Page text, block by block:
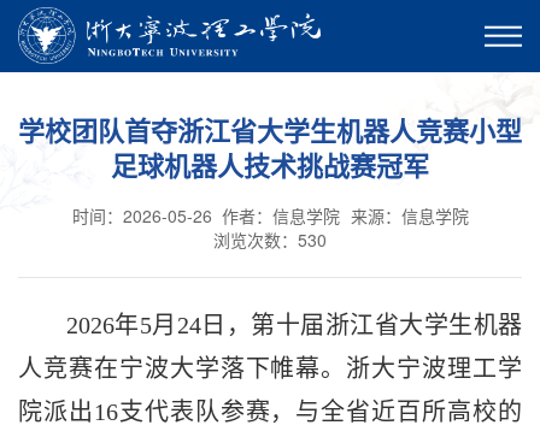
学校团队首夺浙江省大学生机器人竞赛小型
足球机器人技术挑战赛冠军
时间：2026-05-26 作者：信息学院 来源：信息学院
浏览次数： 530
2026年5月24日，第十届浙江省大学生机器
人竞赛在宁波大学落下帷幕。浙大宁波理工学
院派出16支代表队参赛，与全省近百所高校的